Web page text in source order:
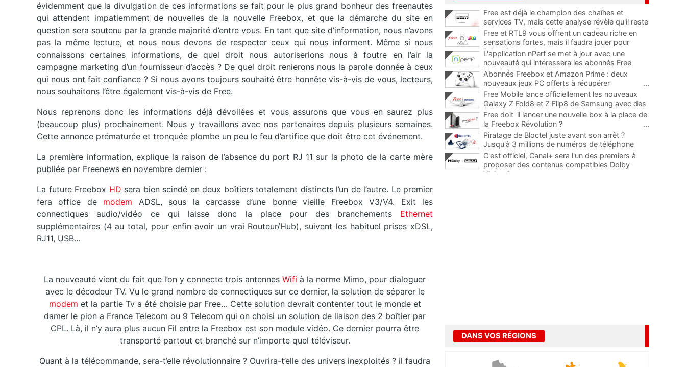
évidemment que la divulgation de ces informations se fait pour le plus grand bonheur des freenautes
qui attendent impatiemment de nouvelles de la nouvelle Freebox, et que la démarche du site en
question sera soutenu par la grande majorité d’entre vous. En tant que site d’information, nous n’avons
pas la même lecture, et nous nous devons de respecter ceux qui nous informent. Même si nous
connaissons certaines informations, de quel droit nous autoriserions nous à foutre en l’air la
campagne marketing d’un fournisseur d’accès ? De quel droit renierons nous la parole donnée à ceux
qui nous ont fait confiance ? Si nous avons toujours souhaité être honnête vis-à-vis de vous, lecteurs,
nous souhaitons l’être également vis-à-vis de Free.
Nous reprenons donc les informations déjà dévoilées et vous assurons que vous en saurez plus
(beaucoup plus) prochainement. Nous y travaillons avec nos partenaires depuis plusieurs semaines.
Cette annonce prématurée et tronquée plombe un peu le feu d’artifice que doit être cet événement.
La première information, explique la raison de l’absence du port RJ 11 sur la photo de la carte mère
publiée par Freenews en novembre dernier :
La future Freebox HD sera bien scindé en deux boîtiers totalement distincts l’un de l’autre. Le premier
fera office demodem ADSL, sous la carcasse d’une bonne vieille Freebox V3/V4. Exit les
connectiques audio/vidéo ce qui laisse donc la place pour des branchementsEthernet
supplémentaires (4 au total, pour enfin avoir un vrai Routeur/Hub), suivent les habituel prises xDSL,
RJ11, USB…
La nouveauté vient du fait que l’on y connecte trois antennes Wifi à la norme Mimo, pour dialoguer
avec le décodeur TV. Vu le grand nombre de connectiques sur ce dernier, la solution de séparer le
modem et la partie Tv a été choisie par Free… Cette solution devrait contenter tout le monde et
damer le pion a France Telecom ou 9 Telecom qui on choisi un solution de liaison des 2 boîtier par
CPL. Là, il n’y aura plus aucun Fil entre la Freebox est son module vidéo. Ce dernier pourra être
transporté partout et branché sur n’importe quel téléviseur.
Quant à la télécommande, sera-t’elle révolutionnaire ? Ouvrira-t’elle des univers inexploités ? il faudra
Free est déjà le champion des chaînes et
services TV, mais cette analyse révèle qu'il reste
encore au moins 141 ajouts possibles
Free et RTL9 vous offrent un cadeau riche en
sensations fortes, mais il faudra jouer pour
l'obtenir
L'application nPerf se met à jour avec une
nouveauté qui intéressera les abonnés Free
Mobile, Orange, SFR et Bouygues Telecom
Abonnés Freebox et Amazon Prime : deux
nouveaux jeux PC offerts à récupérer
...
Free Mobile lance officiellement les nouveaux
Galaxy Z Fold8 et Z Flip8 de Samsung avec des
promos et des cadeaux
...
Free doit-il lancer une nouvelle box à la place de
la Freebox Révolution ?
...
Piratage de Bloctel juste avant son arrêt ?
Jusqu'à 3 millions de numéros de téléphone
auraient fuité
C'est officiel, Canal+ sera l'un des premiers à
proposer des contenus compatibles Dolby
Vision 2
DANS VOS RÉGIONS